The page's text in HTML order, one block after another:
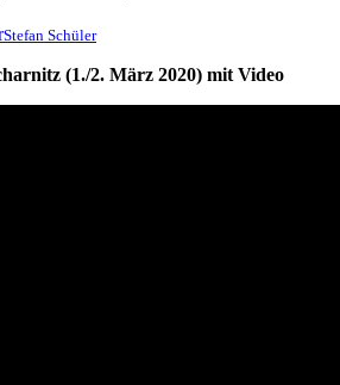
Stefan Schüler
(1./2. März 2020) mit Video